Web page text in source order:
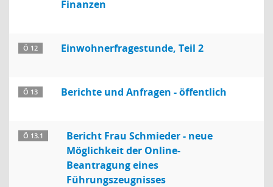
Finanzen
Ö 12 Einwohnerfragestunde, Teil 2
Ö 13 Berichte und Anfragen - öffentlich
Ö 13.1
Bericht Frau Schmieder - neue
Möglichkeit der Online-
Beantragung eines
Führungszeugnisses